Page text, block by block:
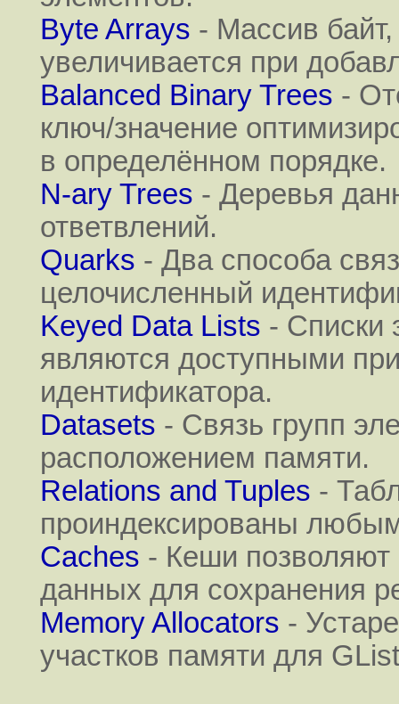
Byte Arrays - Массив
увеличивается при
Balanced Binary Trees -
ключ/значение
в определённом порядке.
N-ary Trees - Деревья
ответвлений.
Quarks - Два способа
целочисленный
Keyed Data Lists - Списки
являются доступными
идентификатора.
Datasets - Связь групп
расположением памяти.
Relations and Tuples -
проиндексированы
Caches - Кеши позволяют
данных для сохранения
Memory Allocators -
участков памяти для